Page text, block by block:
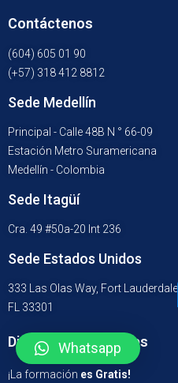
Contáctenos
(604) 605 01 90
(+57) 318 412 8812
Sede Medellín
Principal - Calle 48B N ° 66-09
Estación Metro Suramericana
Medellín - Colombia
Sede Itagüí
Cra. 49 #50a-20 Int 236
Sede Estados Unidos
333 Las Olas Way, Fort Lauderdale
FL 33301
Diplomados Virtuales
¡La formación es Gratis!
Whatsapp